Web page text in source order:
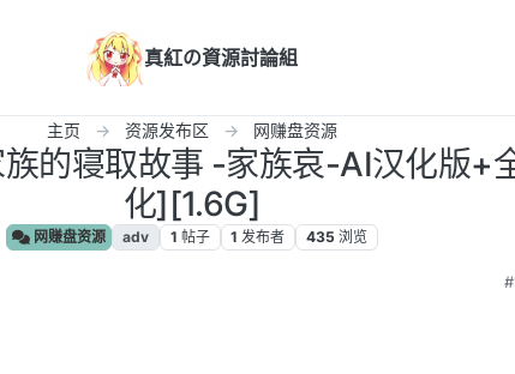
真紅の資源討論組
主页 资源发布区 网赚盘资源
的寝取故事 -家族哀-AI汉化版+
化][1.6G]
网赚盘资源 adv 1 帖子 1 发布者 435 浏览